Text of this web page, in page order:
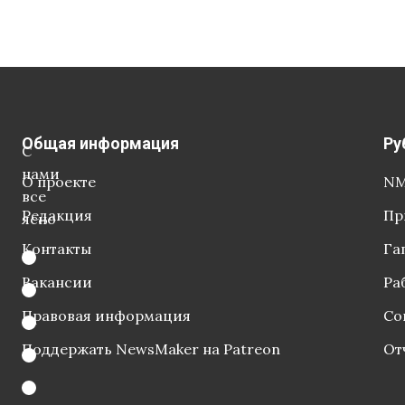
С
нами
все
ясно
Общая информация
О проекте
Редакция
Контакты
Вакансии
Правовая информация
Поддержать NewsMaker на Patreon